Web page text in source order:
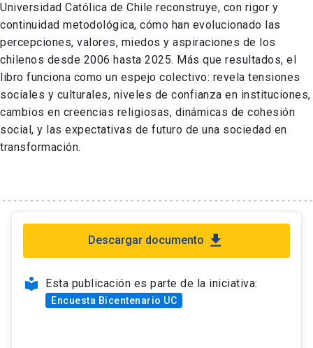
Universidad Católica de Chile reconstruye, con rigor y
continuidad metodológica, cómo han evolucionado las
percepciones, valores, miedos y aspiraciones de los
chilenos desde 2006 hasta 2025. Más que resultados, el
libro funciona como un espejo colectivo: revela tensiones
sociales y culturales, niveles de confianza en instituciones,
cambios en creencias religiosas, dinámicas de cohesión
social, y las expectativas de futuro de una sociedad en
transformación.
Descargar documento file_download
local_library Esta publicación es parte de la iniciativa:
Encuesta Bicentenario UC